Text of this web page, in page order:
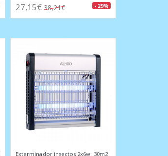
27,15€ 38,21€ - 29%
Exterminador insectos 2x6w. 30m2